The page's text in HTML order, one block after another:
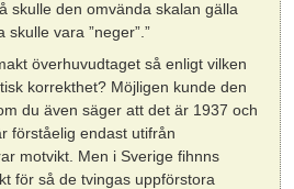
skulle den omvända skalan gälla
vara ”neger”.”
överhuvudtaget så enligt vilken
korrekthet? Möjligen kunde den
du även säger att det är 1937 och
förståelig endast utifrån
motvikt. Men i Sverige fihnns
för så de tvingas uppförstora